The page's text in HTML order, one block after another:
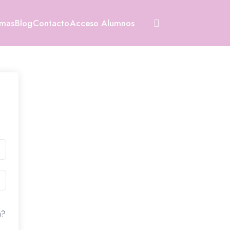
BlogContactoAcceso Alumnos